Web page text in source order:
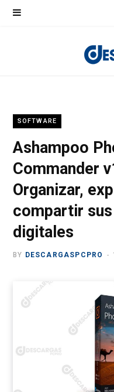
SOFTWARE
Ashampoo
Commander
Organizar,
compartir
digitales
BY DESCARGASPCPRO